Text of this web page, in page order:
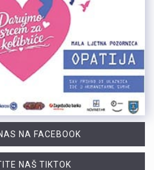
NA FACEBOOK
NAŠ TIKTOK